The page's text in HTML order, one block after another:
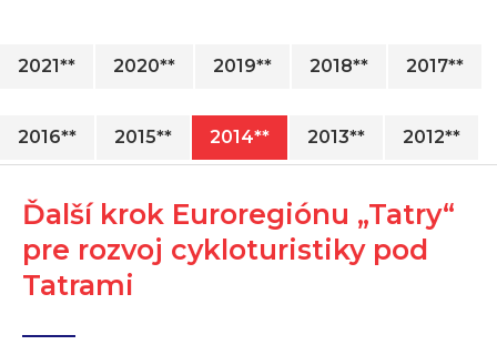
2021** 2020** 2019** 2018** 2017**
2016** 2015** 2014** 2013** 2012**
Ďalší krok Euroregiónu „Tatry“
pre rozvoj cykloturistiky pod
Tatrami